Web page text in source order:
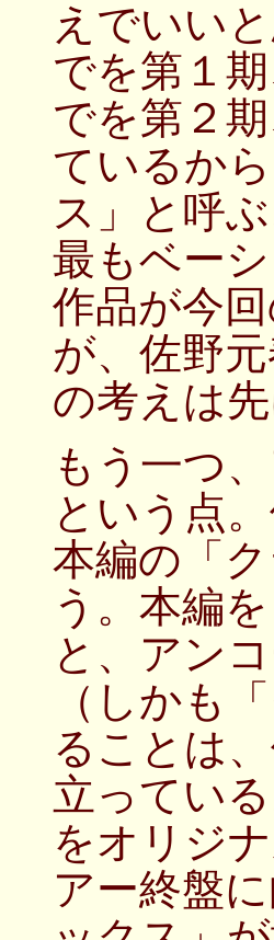
えでいい
でを第１
でを第２
ているか
ス」と呼
最もベー
作品が今
が、佐野
の考えは
もう一つ
という点
本編の「
う。本編
と、アン
（しかも
ることは
立ってい
をオリジ
アー終盤